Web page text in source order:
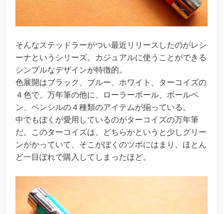
そんなステッドラーがつい最近リリースしたのがレシ
ーナというシリーズ。カジュアルに使うことができる
シンプルなデザインが特徴的。
色展開はブラック、ブルー、ホワイト、ターコイズの
４色で、万年筆の他に、ローラーボール、ボールペ
ン、ペンシルの４種類のアイテムが揃っている。
中でもぼくが愛用しているのがターコイズの万年筆
だ。このターコイズは、どちらかというと少しグリー
ンがかっていて、そこがぼくのツボにはまり、ほとん
ど一目ぼれで購入してしまったほど。